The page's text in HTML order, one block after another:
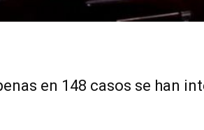
en 148 casos se han